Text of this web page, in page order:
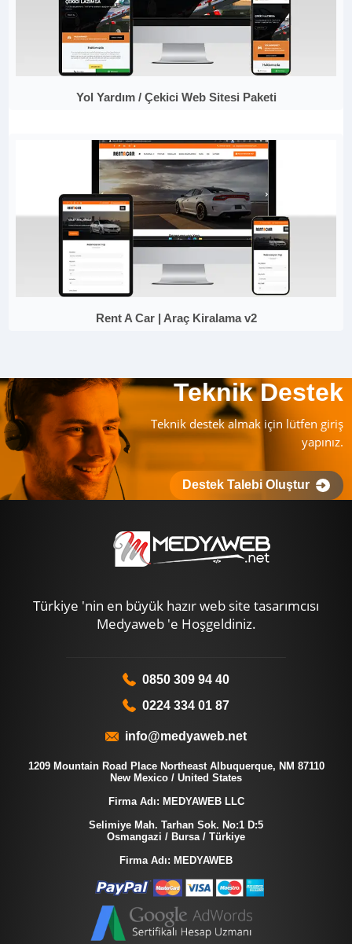
Yol Yardım / Çekici Web Sitesi Paketi
Rent A Car | Araç Kiralama v2
Teknik Destek
Teknik destek almak için lütfen giriş
yapınız.
Destek Talebi Oluştur
Türkiye 'nin en büyük hazır web site tasarımcısı
Medyaweb 'e Hoşgeldiniz.
0850 309 94 40
0224 334 01 87
info@medyaweb.net
1209 Mountain Road Place Northeast Albuquerque, NM 87110
New Mexico / United States
Firma Adı: MEDYAWEB LLC
Selimiye Mah. Tarhan Sok. No:1 D:5
Osmangazi / Bursa / Türkiye
Firma Adı: MEDYAWEB